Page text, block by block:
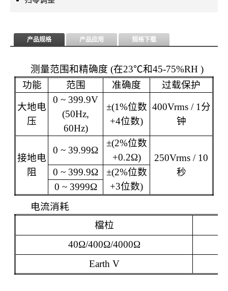
产品规格 产品应用 规格下载
测量范围和精确度 (在23℃和45-75%RH )
功能 范围 准确度 过载保护
大地电
压
0 ~ 399.9V
(50Hz,
60Hz)
±(1%位数
+4位数)
400Vrms / 1 分
钟
接地电
阻
0 ~ 39.99Ω
±(2%位数
+0.2Ω)
250Vrms / 10
秒
0 ~ 399.9Ω ±(2%位数
+3位数)
0 ~ 3999Ω
电流消耗
檔柆
40Ω/400Ω/4000Ω
Earth V